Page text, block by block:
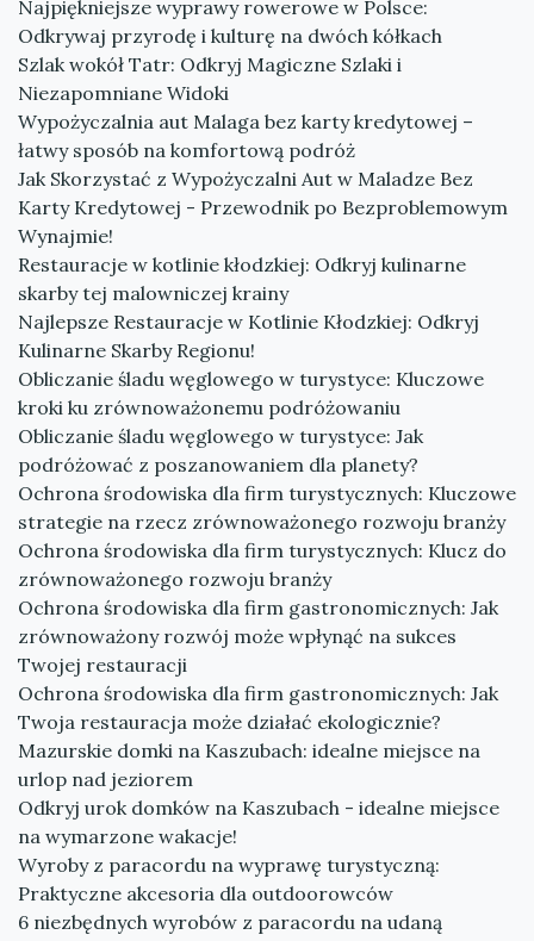
Najpiękniejsze wyprawy rowerowe w Polsce:
Odkrywaj przyrodę i kulturę na dwóch kółkach
Szlak wokół Tatr: Odkryj Magiczne Szlaki i
Niezapomniane Widoki
Wypożyczalnia aut Malaga bez karty kredytowej –
łatwy sposób na komfortową podróż
Jak Skorzystać z Wypożyczalni Aut w Maladze Bez
Karty Kredytowej - Przewodnik po Bezproblemowym
Wynajmie!
Restauracje w kotlinie kłodzkiej: Odkryj kulinarne
skarby tej malowniczej krainy
Najlepsze Restauracje w Kotlinie Kłodzkiej: Odkryj
Kulinarne Skarby Regionu!
Obliczanie śladu węglowego w turystyce: Kluczowe
kroki ku zrównoważonemu podróżowaniu
Obliczanie śladu węglowego w turystyce: Jak
podróżować z poszanowaniem dla planety?
Ochrona środowiska dla firm turystycznych: Kluczowe
strategie na rzecz zrównoważonego rozwoju branży
Ochrona środowiska dla firm turystycznych: Klucz do
zrównoważonego rozwoju branży
Ochrona środowiska dla firm gastronomicznych: Jak
zrównoważony rozwój może wpłynąć na sukces
Twojej restauracji
Ochrona środowiska dla firm gastronomicznych: Jak
Twoja restauracja może działać ekologicznie?
Mazurskie domki na Kaszubach: idealne miejsce na
urlop nad jeziorem
Odkryj urok domków na Kaszubach - idealne miejsce
na wymarzone wakacje!
Wyroby z paracordu na wyprawę turystyczną:
Praktyczne akcesoria dla outdoorowców
6 niezbędnych wyrobów z paracordu na udaną